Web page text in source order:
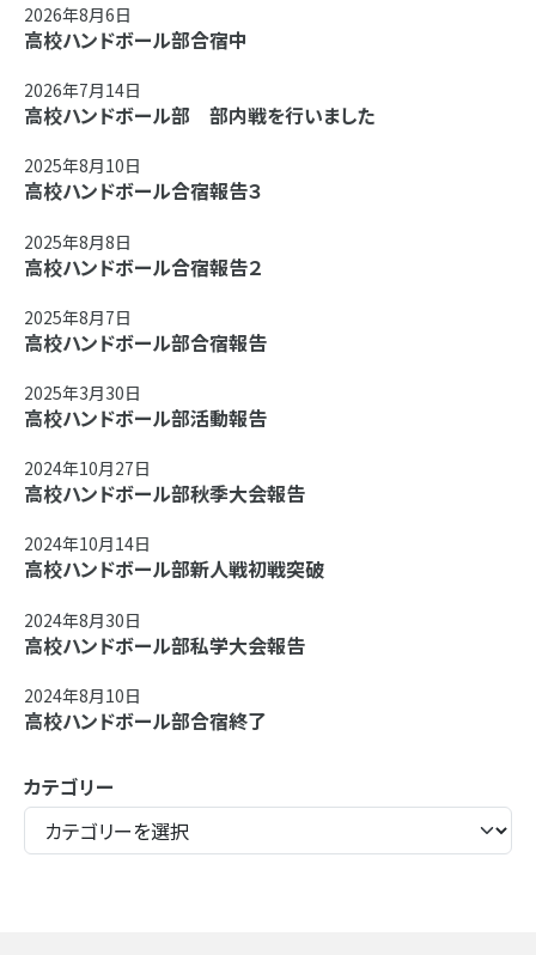
2026年8月6日
高校ハンドボール部合宿中
2026年7月14日
高校ハンドボール部 部内戦を行いました
2025年8月10日
高校ハンドボール合宿報告３
2025年8月8日
高校ハンドボール合宿報告２
2025年8月7日
高校ハンドボール部合宿報告
2025年3月30日
高校ハンドボール部活動報告
2024年10月27日
高校ハンドボール部秋季大会報告
2024年10月14日
高校ハンドボール部新人戦初戦突破
2024年8月30日
高校ハンドボール部私学大会報告
2024年8月10日
高校ハンドボール部合宿終了
カテゴリー